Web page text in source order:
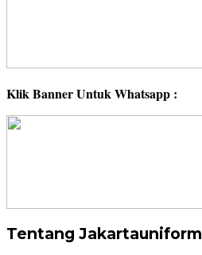
Klik Banner Untuk Whatsapp :
Tentang Jakartauniform